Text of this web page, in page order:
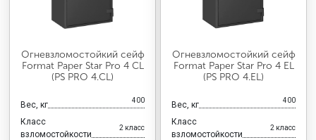
Огневзломостойкий сейф
Format Paper Star Pro 4 CL
(PS PRO 4.CL)
Вес, кг 400
Класс
взломостойкости
2 класс
Огневзломостойкий сейф
Format Paper Star Pro 4 EL
(PS PRO 4.EL)
Вес, кг 400
Класс
взломостойкости
2 класс